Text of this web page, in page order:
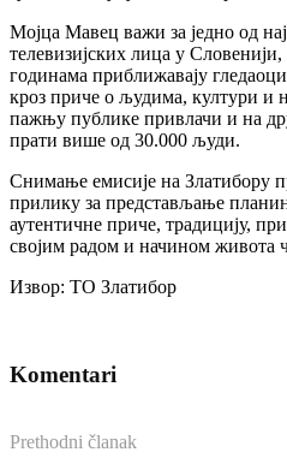
Мојца Мавец важи за једно од
телевизијских лица у
годинама приближавају
кроз приче о људима, култури и
пажњу публике привлачи и на
прати више од 30.000 људи.
Снимање емисије на Златибору
прилику за представљање
аутентичне приче, традицију,
својим радом и начином живота
Извор: ТО Златибор
Komentari
Prethodni članak